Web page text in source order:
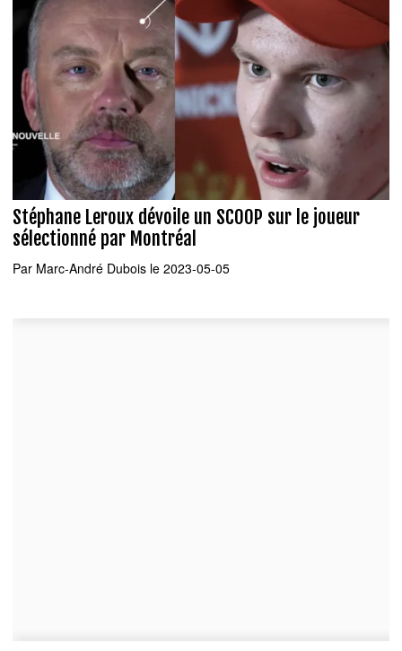
Stéphane Leroux dévoile un SCOOP sur le joueur
sélectionné par Montréal
Par Marc-André Dubois le 2023-05-05